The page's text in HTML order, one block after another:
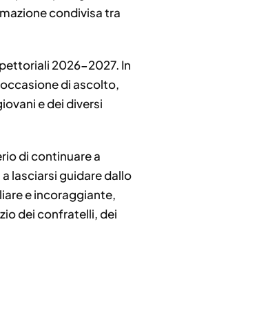
condivisa tra
2026-2027. In
di ascolto,
e dei diversi
di continuare a
lasciarsi guidare dallo
e incoraggiante,
dei confratelli, dei